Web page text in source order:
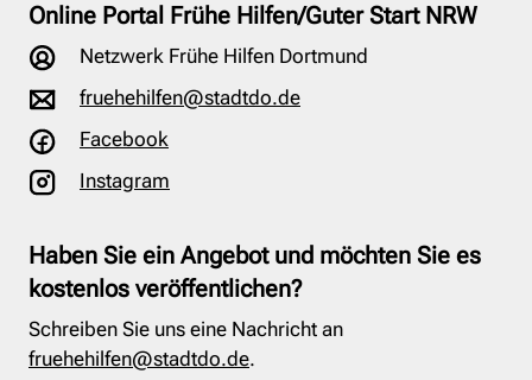
Online Portal Frühe Hilfen/Guter Start NRW
Netzwerk Frühe Hilfen Dortmund
fruehehilfen@stadtdo.de
Facebook
Instagram
Haben Sie ein Angebot und möchten Sie es
kostenlos veröffentlichen?
Schreiben Sie uns eine Nachricht an
fruehehilfen@stadtdo.de.